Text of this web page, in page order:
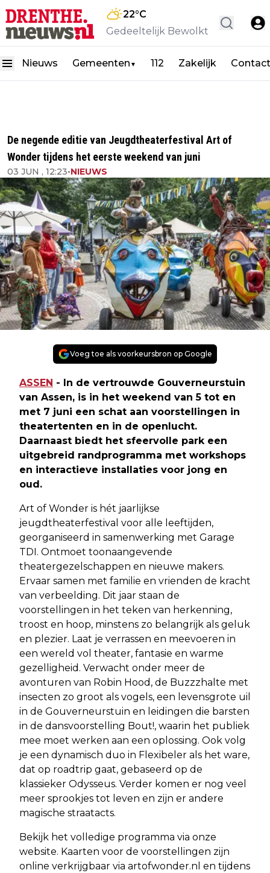
22°C
Gedeeltelijk Bewolkt
Nieuws Gemeenten ▼ 112 Zakelijk Contact
De negende editie van Jeugdtheaterfestival Art of
Wonder tijdens het eerste weekend van juni
03 JUN , 12:23•NIEUWS
Voeg toe als voorkeursbron op Google
ASSEN - In de vertrouwde Gouverneurstuin
van Assen, is in het weekend van 5 tot en
met 7 juni een schat aan voorstellingen in
theatertenten en in de openlucht.
Daarnaast biedt het sfeervolle park een
uitgebreid randprogramma met workshops
en interactieve installaties voor jong en
oud.
Art of Wonder is hét jaarlijkse
jeugdtheaterfestival voor alle leeftijden,
georganiseerd in samenwerking met Garage
TDI. Ontmoet toonaangevende
theatergezelschappen en nieuwe makers.
Ervaar samen met familie en vrienden de kracht
van verbeelding. Dit jaar staan de
voorstellingen in het teken van herkenning,
troost en hoop, minstens zo belangrijk als geluk
en plezier. Laat je verrassen en meevoeren in
een wereld vol theater, fantasie en warme
gezelligheid. Verwacht onder meer de
avonturen van Robin Hood, de Buzzzhalte met
insecten zo groot als vogels, een levensgrote uil
in de Gouverneurstuin en leidingen die barsten
in de dansvoorstelling Bout!, waarin het publiek
mee moet werken aan een oplossing. Ook volg
je een dynamisch duo in Flexibeler als het ware,
dat op roadtrip gaat, gebaseerd op de
klassieker Odysseus. Verder komen er nog veel
meer sprookjes tot leven en zijn er andere
magische straatacts.
Bekijk het volledige programma via onze
website. Kaarten voor de voorstellingen zijn
online verkrijgbaar via artofwonder.nl en tijdens